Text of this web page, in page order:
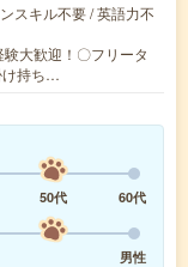
スキル不要 / 英語力不
験大歓迎！〇フリータ
け持ち…
50代
60代
男性